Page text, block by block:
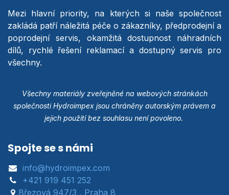
Mezi hlavní priority, na kterých si naše společnost
zakládá patří náležitá péče o zákazníky, předprodejní a
poprodejní servis, okamžitá dostupnost náhradních
dílů, rychlé řešení reklamací a dostupný servis pro
všechny.
Všechny materiály zveřejněné na webových stránkách
společnosti Hydroimpex jsou chráněny autorským právem a
jejich použití bez souhlasu není povoleno.
Spojte se s námi
info@hydroimpex.com
+421 919 451 252
Březová 947/3 , Praha 8